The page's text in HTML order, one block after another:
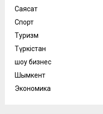
Саясат
Спорт
Туризм
Түркістан
шоу бизнес
Шымкент
Экономика